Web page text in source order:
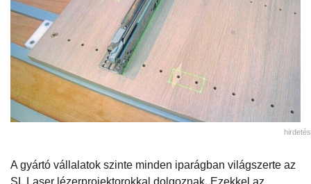
hirdetés
A gyártó vállalatok szinte minden iparágban világszerte az